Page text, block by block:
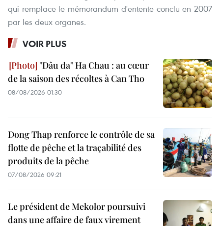
qui remplace le mémorandum d'entente conclu en 2007
par les deux organes.
VOIR PLUS
"Dâu da" Ha Chau : au cœur
de la saison des récoltes à Can Tho
08/08/2026 01:30
Dong Thap renforce le contrôle de sa
flotte de pêche et la traçabilité des
produits de la pêche
07/08/2026 09:21
Le président de Mekolor poursuivi
dans une affaire de faux virement